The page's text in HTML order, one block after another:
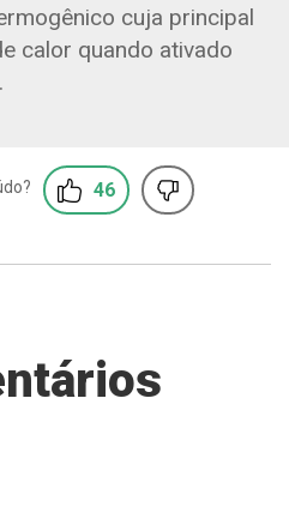
cuja principal
calor quando ativado
46